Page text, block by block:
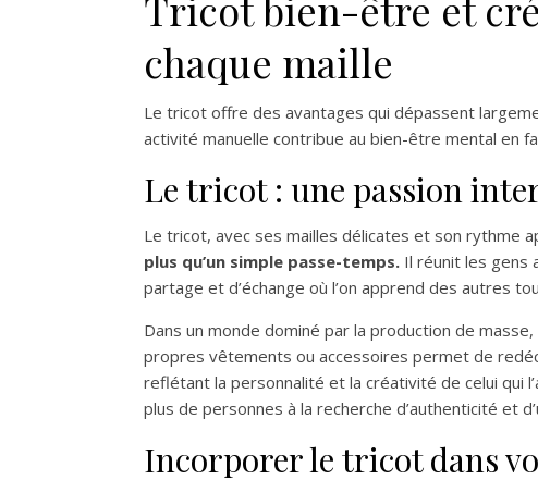
chaque maille
Le tricot offre des avantages qui dépassent
activité manuelle contribue au bien-être mental en
Le tricot : une passion
Le tricot, avec ses mailles délicates et son rythme
plus qu’un simple passe-temps. Il réunit les gens
partage et d’échange où l’on apprend des autres
Dans un monde dominé par la production de
propres vêtements ou accessoires permet de
reflétant la personnalité et la créativité de celui qui
plus de personnes à la recherche d’authenticité et
Incorporer le tricot dans